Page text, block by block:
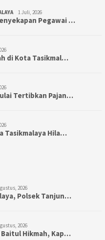
1 Juli, 2026
Pegawai …
di Kota Tasikmal…
Tertibkan Pajan…
Tasikmalaya Hila…
2026
Polsek Tanjun…
2026
Hikmah, Kap…